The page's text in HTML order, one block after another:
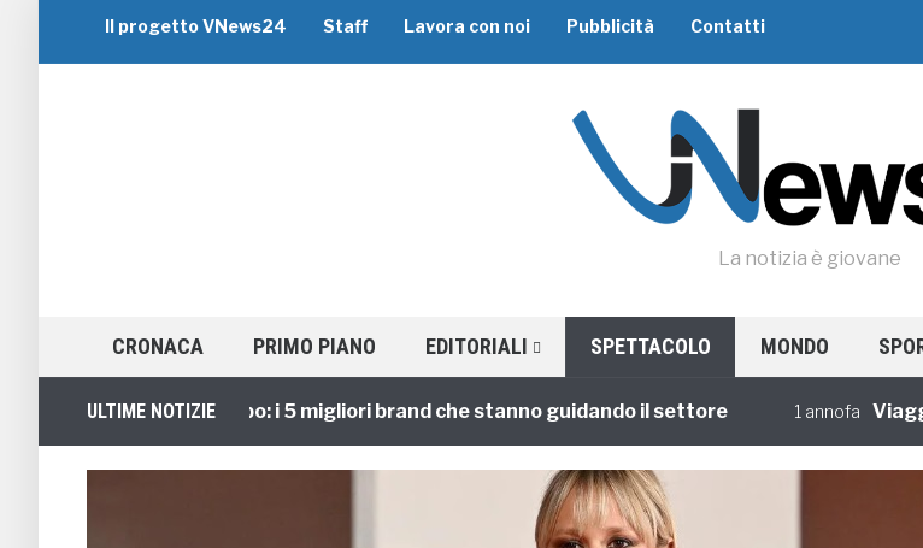
Il progetto VNews24 Staff Lavora con noi Pubblicità Contatti
La notizia è giovane
CRONACA PRIMO PIANO EDITORIALI SPETTACOLO MONDO
ULTIME NOTIZIE
Viaggi di Gruppo: i 5 migliori brand che stanno guidando il settore 1 annofa Viaggi di